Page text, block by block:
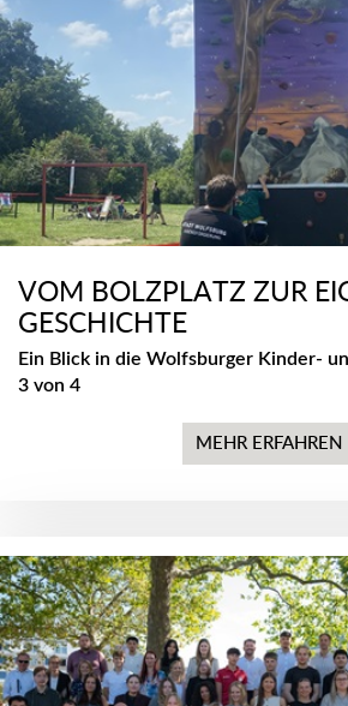
VOM BOLZPLATZ ZUR
GESCHICHTE
Ein Blick in die Wolfsburger Kinder-
3 von 4
MEHR ERFAHREN